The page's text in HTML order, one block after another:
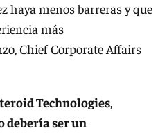
haya menos barreras y que
más
Chief Corporate Affairs
Technologies,
debería ser un